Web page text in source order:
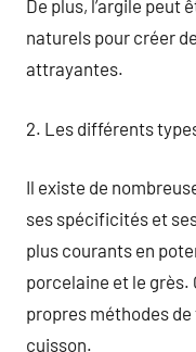
De plus, l’argile peut
naturels pour créer
attrayantes.
2. Les différents
Il existe de
ses spécificités et
plus courants en
porcelaine et le grès.
propres méthodes
cuisson.